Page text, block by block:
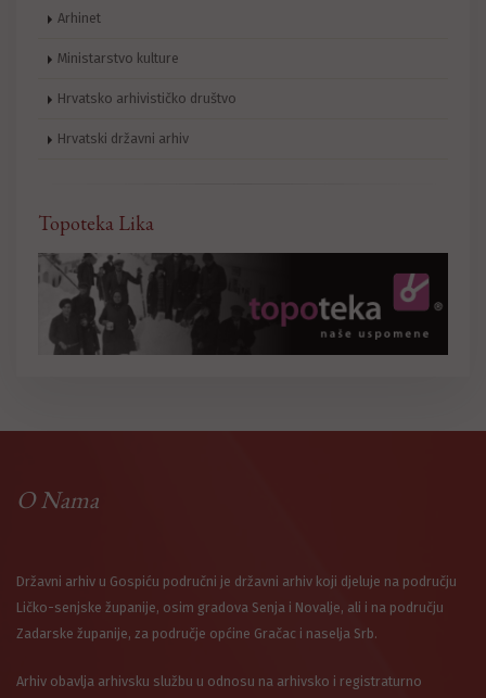
Arhinet
Ministarstvo kulture
Hrvatsko arhivističko društvo
Hrvatski državni arhiv
Topoteka Lika
O Nama
Državni arhiv u Gospiću područni je državni arhiv koji djeluje na području
Ličko-senjske županije, osim gradova Senja i Novalje, ali i na području
Zadarske županije, za područje općine Gračac i naselja Srb.
Arhiv obavlja arhivsku službu u odnosu na arhivsko i registraturno